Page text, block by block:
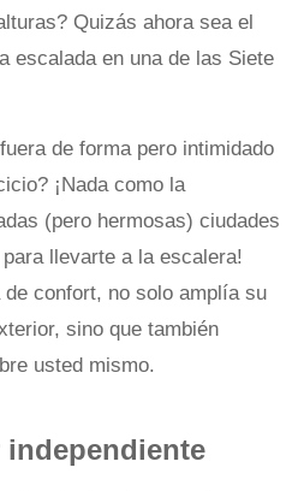
Quizás ahora sea el
escalada en una de las Siete
de forma pero intimidado
¡Nada como la
(pero hermosas) ciudades
llevarte a la escalera!
confort, no solo amplía su
sino que también
usted mismo.
independiente